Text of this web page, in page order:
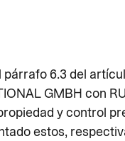
6.3 del
GMBH
y control
estos,